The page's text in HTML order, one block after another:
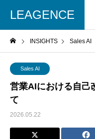
LEAGENCE
INSIGHTS Sales AI
Sales AI
営業AIにおける自己
て
2026.05.22